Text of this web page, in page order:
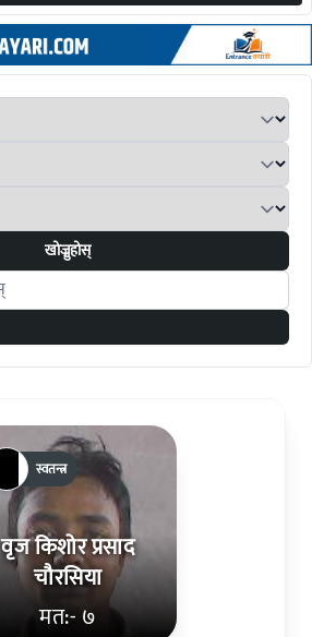
खोज्नुहोस्
वृज किशोर प्रसाद
चौरसिया
मत:- ७
स्वतन्त्र